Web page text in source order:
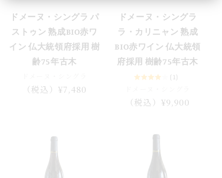
ドメーヌ・シングラ パ
ストゥン 熟成BIO赤ワ
イン 仏大統領府採用 樹
齢75年古木
通（税込）¥7,480
ドメーヌ・シングラ
ラ・カリニャン 熟成
BIO赤ワイン 仏大統領
府採用 樹齢75年古木
(1)
通（税込）¥9,900